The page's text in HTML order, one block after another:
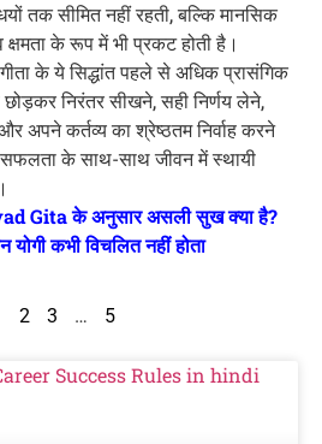
तक सीमित नहीं रहती, बल्कि मानसिक
के रूप में भी प्रकट होती है।
के ये सिद्धांत पहले से अधिक प्रासंगिक
छोड़कर निरंतर सीखने, सही निर्णय लेने,
अपने कर्तव्य का श्रेष्ठतम निर्वाह करने
के साथ-साथ जीवन में स्थायी
Gita के अनुसार असली सुख क्या है?
योगी कभी विचलित नहीं होता
2 3 … 5